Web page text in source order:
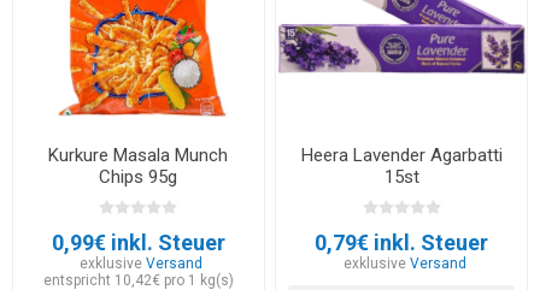
Kurkure Masala Munch
Chips 95g
0,99€ inkl. Steuer
exklusiveVersand
entspricht 10,42€ pro 1 kg(s)
Heera Lavender Agarbatti
15st
0,79€ inkl. Steuer
exklusive Versand